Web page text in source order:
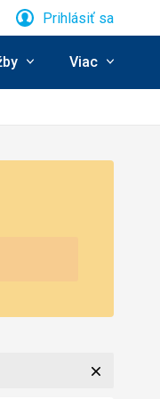
Prihlásiť sa
Viac